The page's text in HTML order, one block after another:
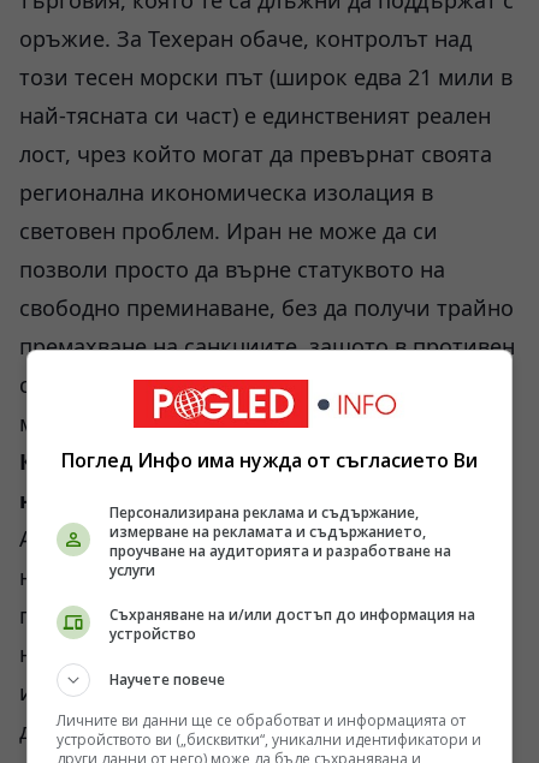
оръжие. За Техеран обаче, контролът над
този тесен морски път (широк едва 21 мили в
най-тясната си част) е единственият реален
лост, чрез който могат да превърнат своята
регионална икономическа изолация в
световен проблем. Иран не може да си
позволи просто да върне статуквото на
свободно преминаване, без да получи трайно
премахване на санкциите, защото в противен
случай губи единствената си разменна
монета.
Корпоративните кукловоди зад кулисите
на войната
Анализът на Игор Юшков от Фонда за
национална енергийна сигурност разкрива
по-дълбокия слой на тази криза, който няма
нищо общо с идеологическата борба между
ислямската теокрация и американската
демокрация. Истината е, че навлизането на
Поглед Инфо има нужда от съгласието Ви
Персонализирана реклама и съдържание,
измерване на рекламата и съдържанието,
проучване на аудиторията и разработване на
услуги
Съхраняване на и/или достъп до информация на
устройство
Научете повече
Личните ви данни ще се обработват и информацията от
устройството ви („бисквитки“, уникални идентификатори и
други данни от него) може да бъде съхранявана и